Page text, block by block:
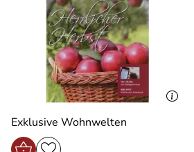
Exklusive Wohnwelten